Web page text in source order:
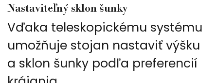
Nastaviteľný sklon šunky
Vďaka teleskopickému systému
umožňuje stojan nastaviť výšku
a sklon šunky podľa preferencií